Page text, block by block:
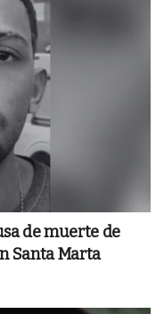
de muerte de
Santa Marta